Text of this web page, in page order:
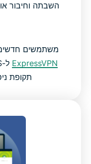
השבתה וחיבור
משתמשים
ExpressVPN
תקופת